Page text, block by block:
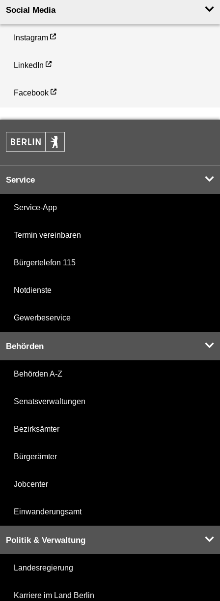
Social Media
Instagram
LinkedIn
Facebook
Service
Service-App
Termin vereinbaren
Bürgertelefon 115
Notdienste
Gewerbeservice
Behörden
Behörden A-Z
Senatsverwaltungen
Bezirksämter
Bürgerämter
Jobcenter
Einwanderungsamt
Politik & Verwaltung
Landesregierung
Karriere im Land Berlin